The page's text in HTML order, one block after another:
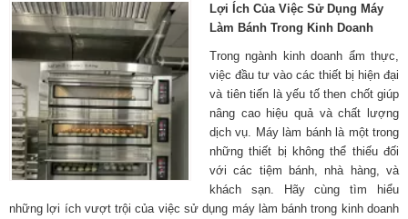
Lợi Ích Của Việc Sử Dụng Máy
Làm Bánh Trong Kinh Doanh
Trong ngành kinh doanh ẩm thực,
việc đầu tư vào các thiết bị hiện đại
và tiên tiến là yếu tố then chốt giúp
nâng cao hiệu quả và chất lượng
dịch vụ. Máy làm bánh là một trong
những thiết bị không thể thiếu đối
với các tiệm bánh, nhà hàng, và
khách sạn. Hãy cùng tìm hiểu
những lợi ích vượt trội của việc sử dụng máy làm bánh trong kinh doanh